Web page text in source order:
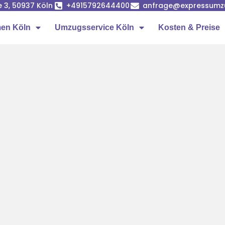
50937 Köln +4915792644400
Köln Umzugsservice Köln Kosten & Preise